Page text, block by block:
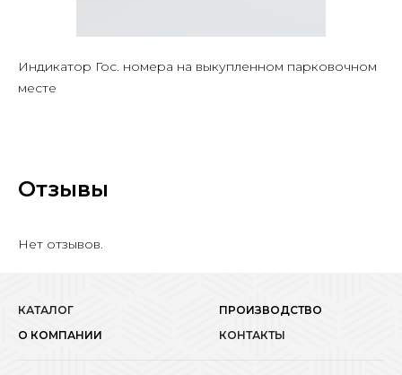
Индикатор Гос. номера на выкупленном парковочном
месте
Отзывы
Нет отзывов.
КАТАЛОГ
ПРОИЗВОДСТВО
О КОМПАНИИ
КОНТАКТЫ